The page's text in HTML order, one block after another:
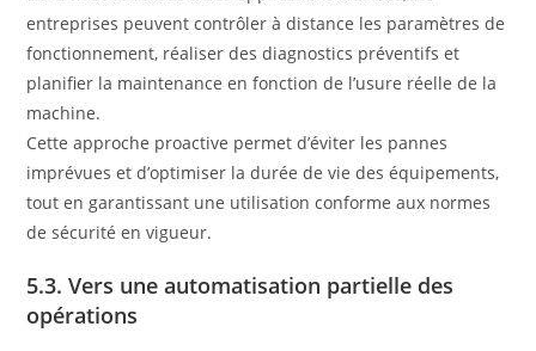
entreprises peuvent contrôler à distance les paramètres de
fonctionnement, réaliser des diagnostics préventifs et
planifier la maintenance en fonction de l’usure réelle de la
machine.
Cette approche proactive permet d’éviter les pannes
imprévues et d’optimiser la durée de vie des équipements,
tout en garantissant une utilisation conforme aux normes
de sécurité en vigueur.
5.3. Vers une automatisation partielle des
opérations